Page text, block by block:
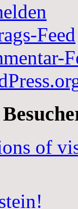
Feed